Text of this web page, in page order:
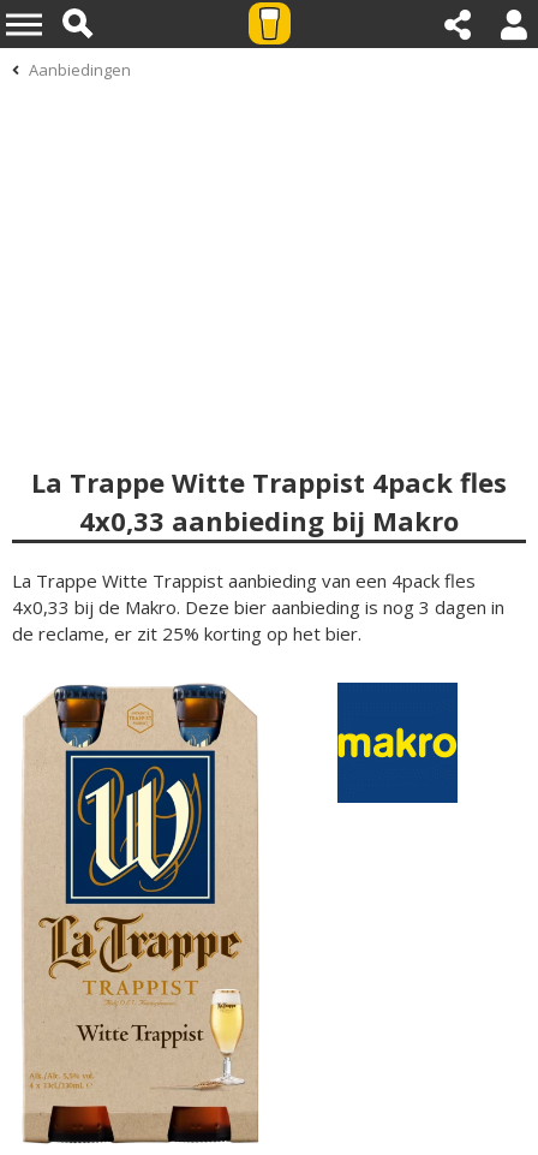
Aanbiedingen
La Trappe Witte Trappist 4pack fles
4x0,33 aanbieding bij Makro
La Trappe Witte Trappist aanbieding van een 4pack fles
4x0,33 bij de Makro. Deze bier aanbieding is nog 3 dagen in
de reclame, er zit 25% korting op het bier.